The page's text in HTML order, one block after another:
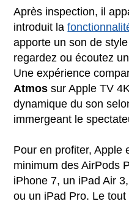
Après inspection, il
introduit la
apporte un son de
regardez ou écoutez
Une expérience
Atmos sur Apple TV
dynamique du son
immergeant le
Pour en profiter, Apple
minimum des AirPods
iPhone 7, un iPad Air
ou un iPad Pro. Le